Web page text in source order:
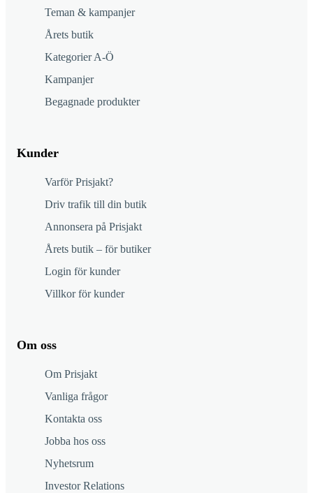
Teman & kampanjer
Årets butik
Kategorier A-Ö
Kampanjer
Begagnade produkter
Kunder
Varför Prisjakt?
Driv trafik till din butik
Annonsera på Prisjakt
Årets butik – för butiker
Login för kunder
Villkor för kunder
Om oss
Om Prisjakt
Vanliga frågor
Kontakta oss
Jobba hos oss
Nyhetsrum
Investor Relations